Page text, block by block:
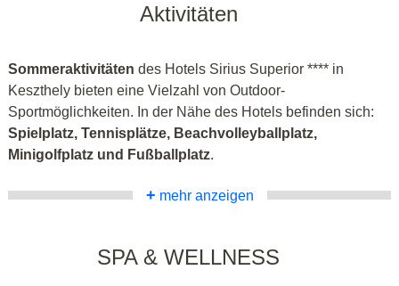
Aktivitäten
Sommeraktivitäten des Hotels Sirius Superior **** in
Keszthely bieten eine Vielzahl von Outdoor-
Sportmöglichkeiten. In der Nähe des Hotels befinden sich:
Spielplatz, Tennisplätze, Beachvolleyballplatz,
Minigolfplatz und Fußballplatz.
+ mehr anzeigen
SPA & WELLNESS